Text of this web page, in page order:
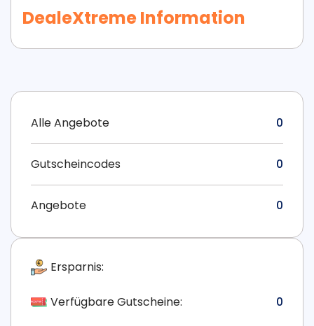
DealeXtreme Information
Alle Angebote 0
Gutscheincodes 0
Angebote 0
Ersparnis:
Verfügbare Gutscheine: 0